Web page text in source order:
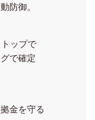
防御。
ップで
で確定
金を守る